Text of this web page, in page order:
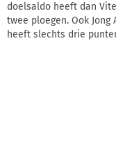
doelsaldo heeft dan
twee ploegen. Ook
heeft slechts drie